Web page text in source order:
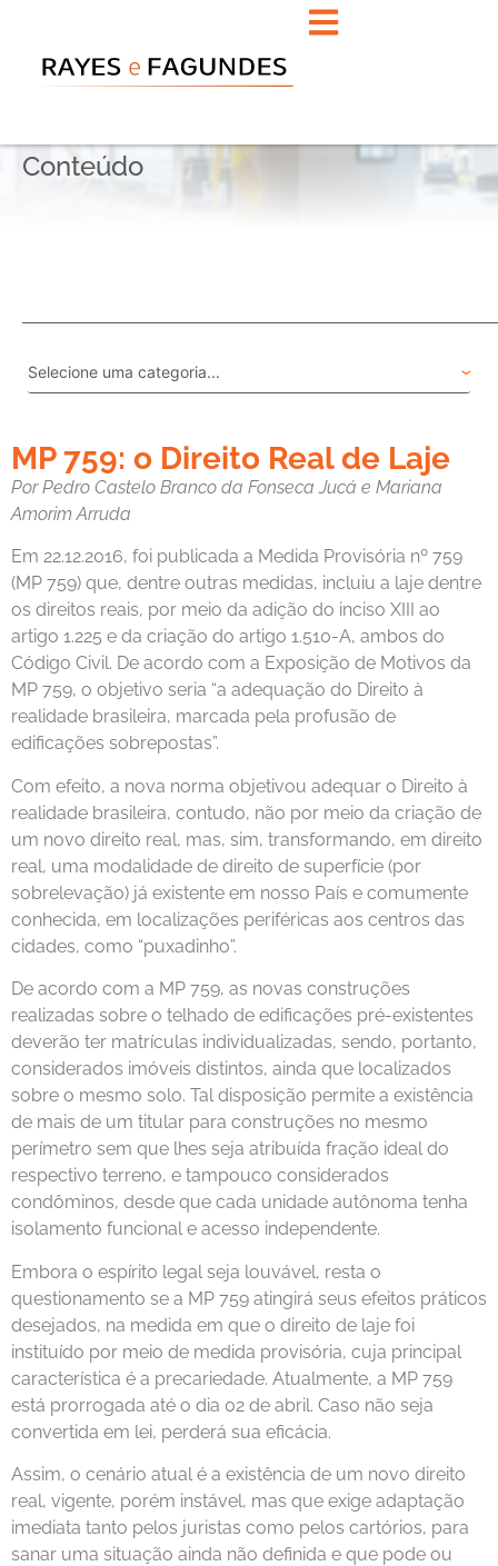
Conteúdo
MP 759: o Direito Real de Laje
Por Pedro Castelo Branco da Fonseca Jucá e Mariana
Amorim Arruda
Em 22.12.2016, foi publicada a Medida Provisória nº 759
(MP 759) que, dentre outras medidas, incluiu a laje dentre
os direitos reais, por meio da adição do inciso XIII ao
artigo 1.225 e da criação do artigo 1.510-A, ambos do
Código Civil. De acordo com a Exposição de Motivos da
MP 759, o objetivo seria “a adequação do Direito à
realidade brasileira, marcada pela profusão de
edificações sobrepostas”.
Com efeito, a nova norma objetivou adequar o Direito à
realidade brasileira, contudo, não por meio da criação de
um novo direito real, mas, sim, transformando, em direito
real, uma modalidade de direito de superfície (por
sobrelevação) já existente em nosso País e comumente
conhecida, em localizações periféricas aos centros das
cidades, como “puxadinho”.
De acordo com a MP 759, as novas construções
realizadas sobre o telhado de edificações pré-existentes
deverão ter matrículas individualizadas, sendo, portanto,
considerados imóveis distintos, ainda que localizados
sobre o mesmo solo. Tal disposição permite a existência
de mais de um titular para construções no mesmo
perímetro sem que lhes seja atribuída fração ideal do
respectivo terreno, e tampouco considerados
condôminos, desde que cada unidade autônoma tenha
isolamento funcional e acesso independente.
Embora o espírito legal seja louvável, resta o
questionamento se a MP 759 atingirá seus efeitos práticos
desejados, na medida em que o direito de laje foi
instituído por meio de medida provisória, cuja principal
característica é a precariedade. Atualmente, a MP 759
está prorrogada até o dia 02 de abril. Caso não seja
convertida em lei, perderá sua eficácia.
Assim, o cenário atual é a existência de um novo direito
real, vigente, porém instável, mas que exige adaptação
imediata tanto pelos juristas como pelos cartórios, para
sanar uma situação ainda não definida e que pode ou